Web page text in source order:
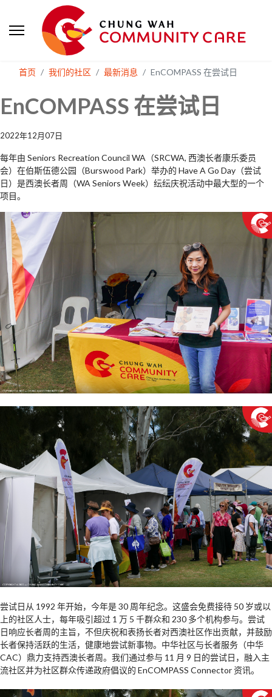
首页 我们的社区 最新消息 EnCOMPASS 在尝试日
EnCOMPASS 在尝试日
2022年12月07日
每年由 Seniors Recreation Council WA（SRCWA, 西澳长者康乐委员
会）在伯斯伍德公园（Burswood Park）举办的 Have A Go Day（尝试
日）是西澳长者周（WA Seniors Week）纭纭庆祝活动中最大型的一个
项目。
尝试日从 1992 年开始，今年是 30 周年纪念。这盛会免费接待 50 岁或以
上的社区人士，每年吸引超过 1 万 5 千群众和 230 多个机构参与。尝试
日响应长者周的主旨，不但庆祝和表扬长者对西澳社区作出贡献，并鼓励
长者保持活跃的生活，健康地尝试新事物。中华社区与长者服务（中华
CAC）鼎力支持西澳长者周。我们通过参与 11 月 9 日的尝试日，融入主
流社区并为社区群众传递政府倡议的 EnCOMPASS Connector 资讯。